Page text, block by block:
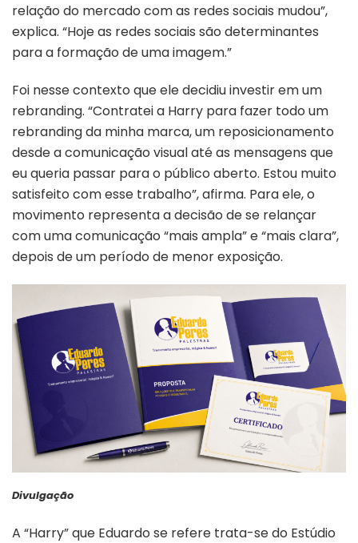
relação do mercado com as redes sociais mudou”,
explica. “Hoje as redes sociais são determinantes
para a formação de uma imagem.”
Foi nesse contexto que ele decidiu investir em um
rebranding. “Contratei a Harry para fazer todo um
rebranding da minha marca, um reposicionamento
desde a comunicação visual até as mensagens que
eu queria passar para o público aberto. Estou muito
satisfeito com esse trabalho”, afirma. Para ele, o
movimento representa a decisão de se relançar
com uma comunicação “mais ampla” e “mais clara”,
depois de um período de menor exposição.
Divulgação
A “Harry” que Eduardo se refere trata-se do Estúdio